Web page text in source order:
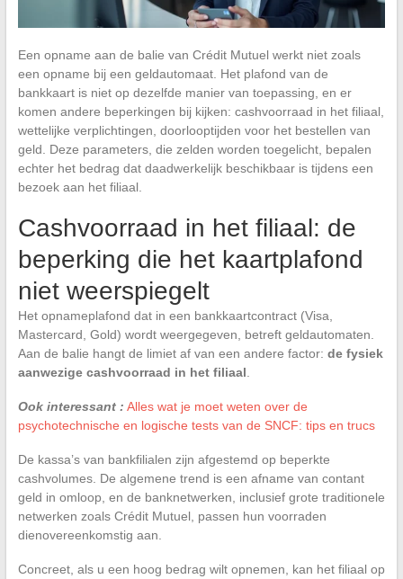
Een opname aan de balie van Crédit Mutuel werkt niet zoals
een opname bij een geldautomaat. Het plafond van de
bankkaart is niet op dezelfde manier van toepassing, en er
komen andere beperkingen bij kijken: cashvoorraad in het filiaal,
wettelijke verplichtingen, doorlooptijden voor het bestellen van
geld. Deze parameters, die zelden worden toegelicht, bepalen
echter het bedrag dat daadwerkelijk beschikbaar is tijdens een
bezoek aan het filiaal.
Cashvoorraad in het filiaal: de
beperking die het kaartplafond
niet weerspiegelt
Het opnameplafond dat in een bankkaartcontract (Visa,
Mastercard, Gold) wordt weergegeven, betreft geldautomaten.
Aan de balie hangt de limiet af van een andere factor: de fysiek
aanwezige cashvoorraad in het filiaal
Ook interessant : Alles wat je moet weten over de
psychotechnische en logische tests van de SNCF: tips en trucs
De kassa’s van bankfilialen zijn afgestemd op beperkte
cashvolumes. De algemene trend is een afname van contant
geld in omloop, en de banknetwerken, inclusief grote traditionele
netwerken zoals Crédit Mutuel, passen hun voorraden
dienovereenkomstig aan.
Concreet, als u een hoog bedrag wilt opnemen, kan het filiaal op